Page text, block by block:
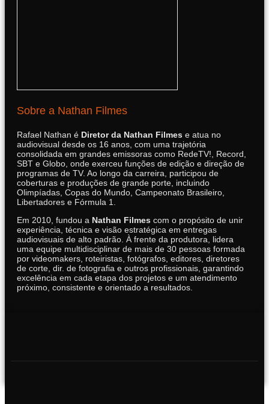
Sobre a Nathan Filmes
Rafael Nathan é Diretor da Nathan Filmes e atua no
audiovisual desde os 16 anos, com uma trajetória
consolidada em grandes emissoras como RedeTV!, Record,
SBT e Globo, onde exerceu funções de edição e direção de
programas de TV. Ao longo da carreira, participou de
coberturas e produções de grande porte, incluindo
Olimpíadas, Copas do Mundo, Campeonato Brasileiro,
Libertadores e Fórmula 1.
Em 2010, fundou a Nathan Filmes com o propósito de unir
experiência, técnica e visão estratégica em entregas
audiovisuais de alto padrão. À frente da produtora, lidera
uma equipe multidisciplinar de mais de 30 pessoas formada
por videomakers, roteiristas, fotógrafos, editores, diretores
de corte, dir. de fotografia e outros profissionais, garantindo
excelência em cada etapa dos projetos e um atendimento
próximo, consistente e orientado a resultados.